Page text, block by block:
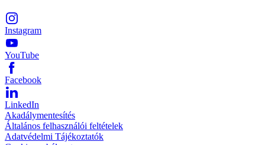
Instagram
YouTube
Facebook
LinkedIn
Akadálymentesítés
Általános felhasználói feltételek
Adatvédelmi Tájékoztatók